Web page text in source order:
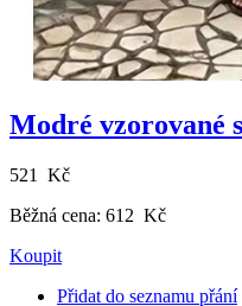
Modré vzorované
521 Kč
Běžná cena: 612 Kč
Koupit
Přidat do seznamu přání